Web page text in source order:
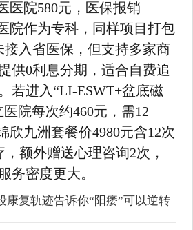
医院580元，医保报销
院作为专科，同样项目打包
接入省医保，但支持多家商
供0利息分期，适合自费追
若进入“LI-ESWT+盆底磁
院每次约460元，需12
欣九洲套餐价4980元含12次
额外赠送心理咨询2次，
务密度更大。
康复轨迹告诉你“阳痿”可以逆转